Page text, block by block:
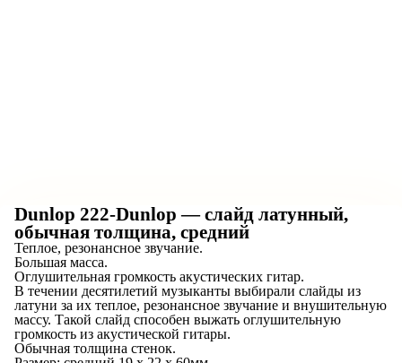
Dunlop 222-Dunlop — слайд латунный,
обычная толщина, средний
Теплое, резонансное звучание.
Большая масса.
Оглушительная громкость акустических гитар.
В течении десятилетий музыканты выбирали слайды из
латуни за их теплое, резонансное звучание и внушительную
массу. Такой слайд способен выжать оглушительную
громкость из акустической гитары.
Обычная толщина стенок.